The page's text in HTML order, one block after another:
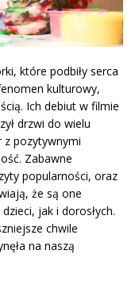
które podbiły serca
kulturowy,
Ich debiut w filmie
drzwi do wielu
z pozytywnymi
Zabawne
popularności, oraz
że są one
jak i dorosłych.
chwile
na naszą